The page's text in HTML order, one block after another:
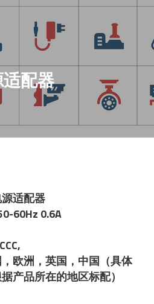
配器
适配器
60Hz 0.6A
欧洲，英国，中国（具体
产品所在的地区标配）